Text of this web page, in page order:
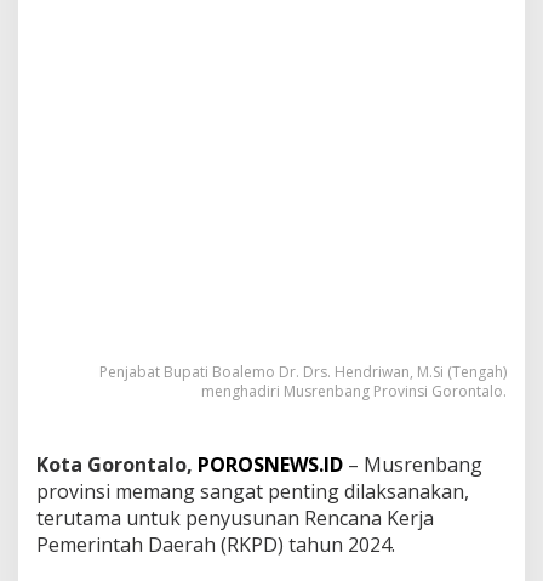
s
r
a
n
g
P
Penjabat Bupati Boalemo Dr. Drs. Hendriwan, M.Si (Tengah)
menghadiri Musrenbang Provinsi Gorontalo.
Kota Gorontalo, POROSNEWS.ID – Musrenbang
provinsi memang sangat penting dilaksanakan,
terutama untuk penyusunan Rencana Kerja
Pemerintah Daerah (RKPD) tahun 2024.